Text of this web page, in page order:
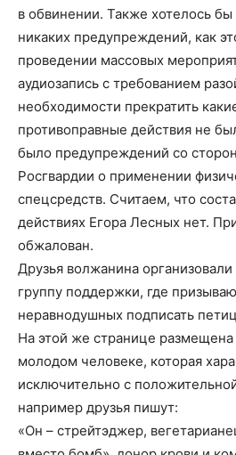
в обвинении. Также хотелось бы
никаких предупреждений, как
проведении массовых
аудиозапись с требованием
необходимости прекратить
противоправные действия не
было предупреждений со
Росгвардии о применении
спецсредств. Считаем, что
действиях Егора Лесных нет.
обжалован.
Друзья волжанина
группу поддержки, где
неравнодушных подписать
На этой же странице
молодом человеке, которая
исключительно с
например друзья пишут:
«Он – стрейтэджер,